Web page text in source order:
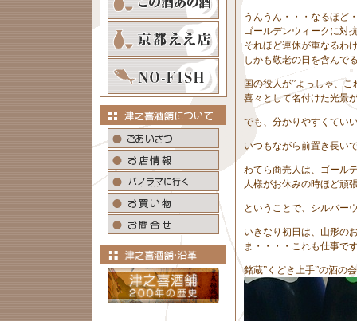
うんうん・・・なるほど
ゴールデンウィークに対
それほど連休が重なるわ
しかも敬老の日を含んで
国の役人が”よっしゃ、こ
喜々として名付けた光景
でも、分かりやすくてい
いつもながら前置き長い
わてら商売人は、ゴール
人様がお休みの時ほど頑
ということで、シルバー
いきなり初日は、山形の
ま・・・・これも仕事で
銘蔵”くどき上手”の酒の